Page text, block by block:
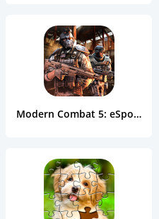
Modern Combat 5: eSports FPS